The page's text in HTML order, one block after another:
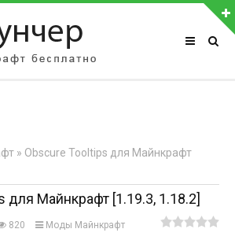
САЙТЕ
Регистрация
» Obscure Tooltips для Майнкрафт
для Майнкрафт [1.19.3, 1.18.2]
820 Моды Майнкрафт